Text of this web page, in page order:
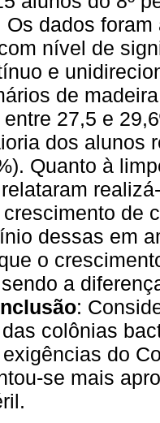
Os dados
nível de
e
de
27,5 e
dos alunos
Quanto à
de
dessas em
o
a
:
colônias
do
se mais